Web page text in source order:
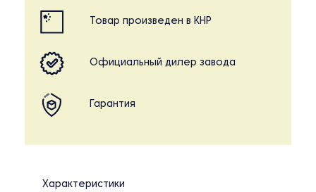
Товар произведен в КНР
Официальный дилер завода
Гарантия
Характеристики